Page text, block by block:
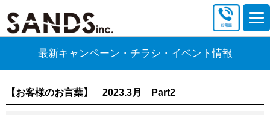
最新キャンペーン・チラシ・イベント情報
【お客様のお言葉】 2023.3月 Part2